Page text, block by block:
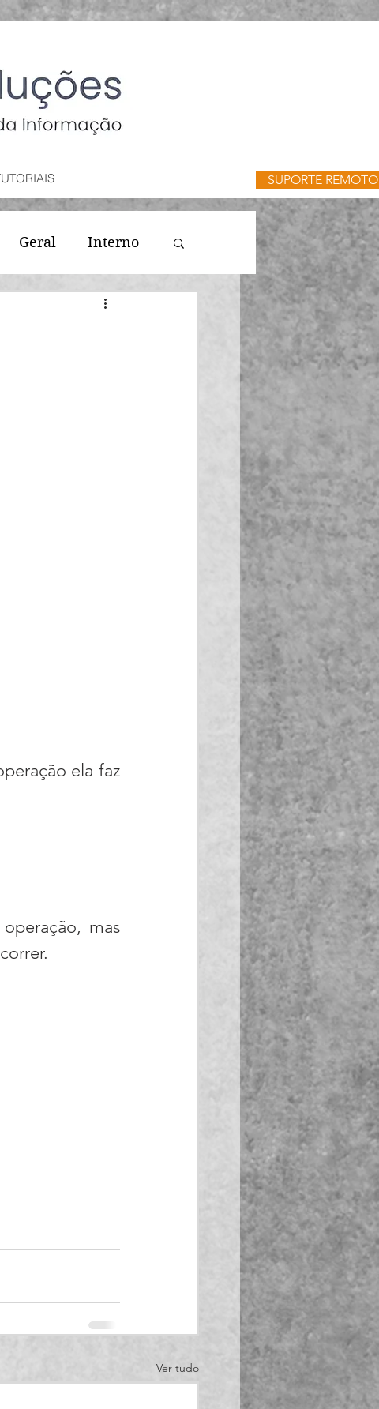
SUPORTE REMOTO
Geral Interno
mas
Ver tudo